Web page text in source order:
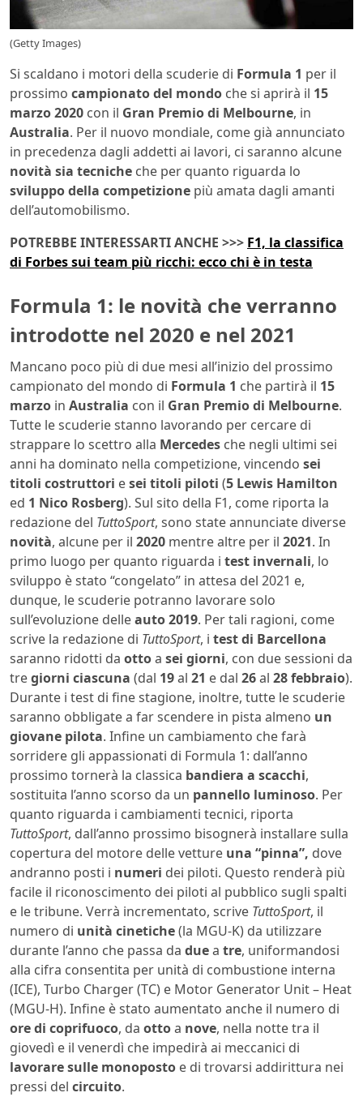
(Getty Images)
Si scaldano i motori della scuderie di Formula 1 per il
prossimo campionato del mondo che si aprirà il 15
marzo 2020 con il Gran Premio di Melbourne, in
Australia. Per il nuovo mondiale, come già annunciato
in precedenza dagli addetti ai lavori, ci saranno alcune
novità sia tecniche che per quanto riguarda lo
sviluppodella competizione più amata dagli amanti
dell’automobilismo.
POTREBBE INTERESSARTI ANCHE >>> F1, la classifica
di Forbes sui team più ricchi: ecco chi è in testa
Formula 1: le novità che verranno
introdotte nel 2020 e nel 2021
Mancano poco più di due mesi all’inizio del prossimo
campionato del mondo di Formula 1 che partirà il 15
marzo in Australia con il Gran Premio di Melbourne.
Tutte le scuderie stanno lavorando per cercare di
strappare lo scettro alla Mercedes che negli ultimi sei
anni ha dominato nella competizione, vincendo sei
titoli costruttori esei titoli piloti (5 Lewis Hamilton
ed 1 Nico Rosberg). Sul sito della F1, come riporta la
redazione del TuttoSport, sono state annunciate diverse
novità, alcune per il 2020 mentre altre per il 2021. In
primo luogo per quanto riguarda i test invernali, lo
sviluppo è stato “congelato” in attesa del 2021 e,
dunque, le scuderie potranno lavorare solo
sull’evoluzione delleauto2019. Per tali ragioni, come
scrive la redazione di TuttoSport, i test di Barcellona
saranno ridotti da ottoa sei giorni, con due sessioni da
tregiorni ciascuna (dal 19al 21 e dal 26al 28 febbraio).
Durante i test di fine stagione, inoltre, tutte le scuderie
saranno obbligate a far scendere in pista almeno un
giovane pilota. Infine un cambiamento che farà
sorridere gli appassionati di Formula 1: dall’anno
prossimo tornerà la classica bandiera a scacchi,
sostituita l’anno scorso da un pannello luminoso. Per
quanto riguarda i cambiamenti tecnici, riporta
TuttoSport, dall’anno prossimo bisognerà installare sulla
copertura del motore delle vetture una “pinna”, dove
andranno posti i numeri dei piloti. Questo renderà più
facile il riconoscimento dei piloti al pubblico sugli spalti
e le tribune. Verrà incrementato, scrive TuttoSport, il
numero di unità cinetiche(la MGU-K) da utilizzare
durante l’anno che passa da duea tre, uniformandosi
alla cifra consentita per unità di combustione interna
(ICE), Turbo Charger (TC) e Motor Generator Unit – Heat
(MGU-H). Infine è stato aumentato anche il numero di
ore di coprifuoco, da ottoa nove, nella notte tra il
giovedì e il venerdì che impedirà ai meccanici di
lavoraresulle monoposto e di trovarsi addirittura nei
pressi del circuito.